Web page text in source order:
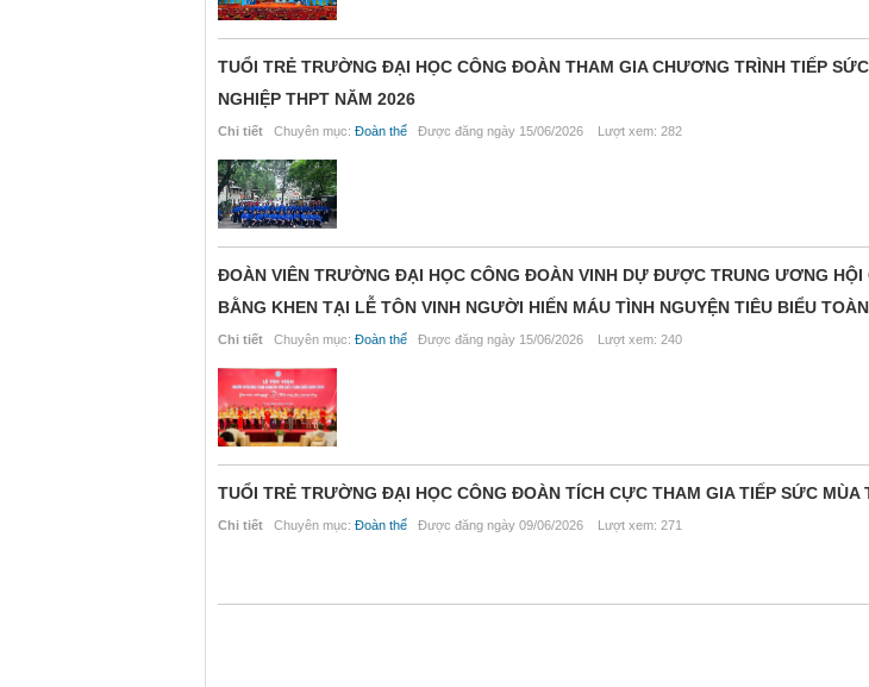
TUỔI TRẺ TRƯỜNG ĐẠI HỌC CÔNG ĐOÀN THAM GIA CHƯƠNG TRÌNH TIẾP
NGHIỆP THPT NĂM 2026
Chi tiết Chuyên mục: Đoàn thể Được đăng ngày 15/06/2026 Lượt xem: 282
ĐOÀN VIÊN TRƯỜNG ĐẠI HỌC CÔNG ĐOÀN VINH DỰ ĐƯỢC TRUNG ƯƠNG
BẰNG KHEN TẠI LỄ TÔN VINH NGƯỜI HIẾN MÁU TÌNH NGUYỆN TIÊU BIỂU
Chi tiết Chuyên mục: Đoàn thể Được đăng ngày 15/06/2026 Lượt xem: 240
TUỔI TRẺ TRƯỜNG ĐẠI HỌC CÔNG ĐOÀN TÍCH CỰC THAM GIA TIẾP SỨC MÙA
Chi tiết Chuyên mục: Đoàn thể Được đăng ngày 09/06/2026 Lượt xem: 271